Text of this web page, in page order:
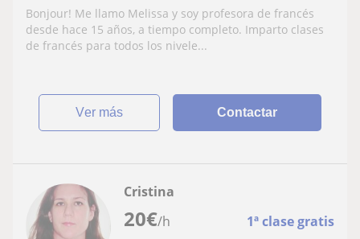
Bonjour! Me llamo Melissa y soy profesora de francés
desde hace 15 años, a tiempo completo. Imparto clases
de francés para todos los nivele...
ver más Contactar
20€/h 1ª clase gratis
Cristina